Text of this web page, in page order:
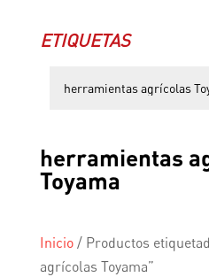
ETIQUETAS
herramientas
Toyama
Inicio/ Productos
agrícolas Toyama”